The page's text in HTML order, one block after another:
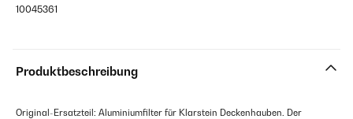
10045361
Produktbeschreibung
Original-Ersatzteil: Aluminiumfilter für Klarstein Deckenhauben. Der